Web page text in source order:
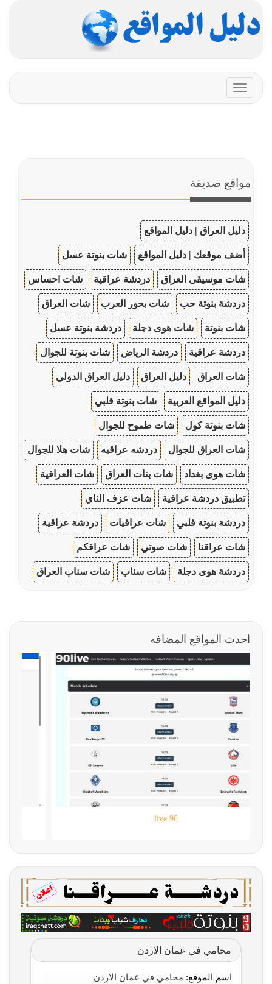
Toggle
navigation
مواقع صديقة
دليل العراق | دليل المواقع
أضف موقعك | دليل المواقع شات بنوتة عسل
شات موسيقى العراق دردشة عراقية شات احساس
دردشة بنوتة حب شات بحور العرب شات العراق
شات بنوتة شات هوى دجلة دردشة بنوتة عسل
دردشة عراقية دردشة الرياض شات بنوتة للجوال
شات العراق دليل العراق دليل العراق الدولي
دليل المواقع العربية شات بنوتة قلبي
شات بنوتة كول شات طموح للجوال
شات العراق للجوال دردشه عراقيه شات هلا للجوال
شات هوى بغداد شات بنات العراق شات العراقية
تطبيق دردشة عراقية شات عزف الناي
دردشة بنوتة قلبي شات عراقيات دردشة عراقية
شات عراقنا شات صوتي شات عراقكم
دردشة هوى دجلة شات سناب شات سناب العراق
أحدث المواقع المضافه
محامي في عمان الاردن
اسم الموقع: محامي في عمان الاردن